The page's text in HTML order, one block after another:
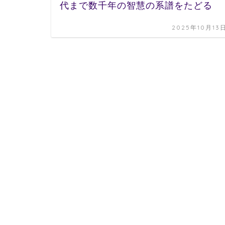
代まで数千年の智慧の系譜をたどる
2025年10月13